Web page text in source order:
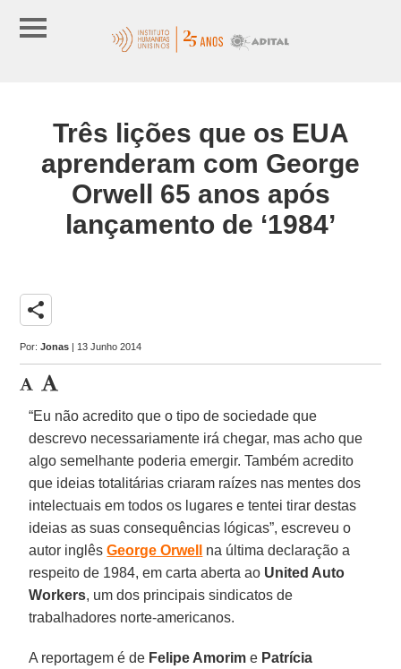
Três lições que os EUA
aprenderam com George
Orwell 65 anos após
lançamento de ‘1984’
share
Por:Jonas | 13 Junho 2014
“Eu não acredito que o tipo de sociedade que
descrevo necessariamente irá chegar, mas acho que
algo semelhante poderia emergir. Também acredito
que ideias totalitárias criaram raízes nas mentes dos
intelectuais em todos os lugares e tentei tirar destas
ideias as suas consequências lógicas”, escreveu o
autor inglêsGeorge Orwell
na última declaração a
respeito de 1984, em carta aberta ao United Auto
Workers, um dos principais sindicatos de
trabalhadores norte-americanos.
A reportagem é de Felipe Amorim e Patrícia